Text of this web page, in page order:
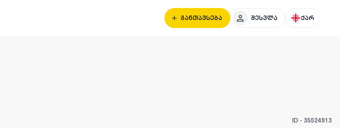
განთავსება შესვლა ქარ
ID - 35524913